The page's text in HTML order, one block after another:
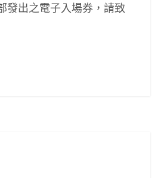
發出之電子入場券，請致